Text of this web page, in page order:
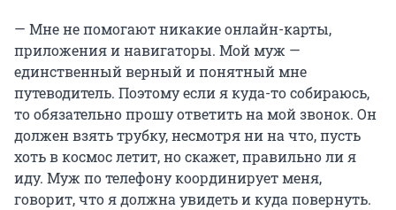
— Мне не помогают никакие онлайн-карты,
приложения и навигаторы. Мой муж —
единственный верный и понятный мне
путеводитель. Поэтому если я куда-то собираюсь,
то обязательно прошу ответить на мой звонок. Он
должен взять трубку, несмотря ни на что, пусть
хоть в космос летит, но скажет, правильно ли я
иду. Муж по телефону координирует меня,
говорит, что я должна увидеть и куда повернуть.